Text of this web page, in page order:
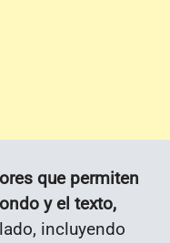
que permiten
y el texto,
incluyendo